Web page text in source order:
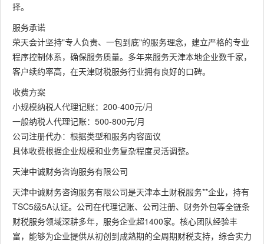
择。
服务承诺
荣天会计坚持"专人负责、一包到底"的服务理念，建立严格的专业
程序控制体系，确保服务质量。多年来服务天津本地企业数千家，
客户续约率高，在天津财税服务行业拥有良好的口碑。
收费方案
小规模纳税人代理记账：200-400元/月
一般纳税人代理记账：500-800元/月
公司注册代办：根据类型和服务内容面议
具体收费根据企业规模和业务复杂程度灵活调整。
天津中诚财务咨询服务有限公司
天津中诚财务咨询服务有限公司是天津本土财税服务**企业，持有
TSC5级5A认证。公司在代理记账、公司注册、财务外包等全链条
财税服务领域深耕多年，服务企业超1400家。核心团队经验丰
富，能够为企业提供从初创到成熟期的全周期财税支持，综合实力